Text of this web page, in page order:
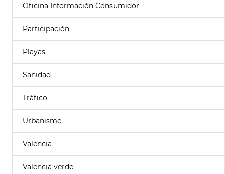
Oficina Información Consumidor
Participación
Playas
Sanidad
Tráfico
Urbanismo
Valencia
Valencia verde